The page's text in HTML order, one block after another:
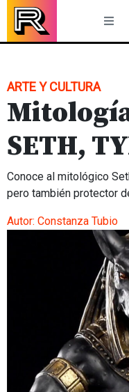
Skip
content
ARTE Y CULTURA
SETH,
Conoce al mitológico
pero también protector
Autor: Constanza Tubio